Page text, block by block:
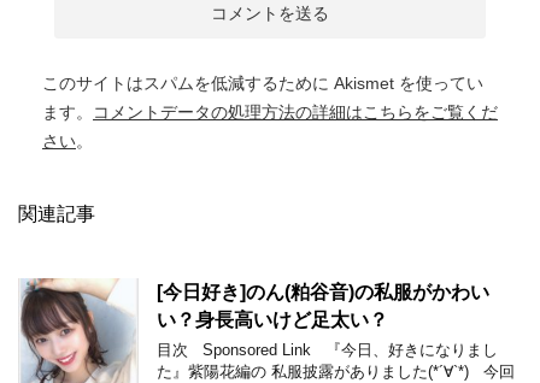
このサイトはスパムを低減するために Akismet を使ってい
ます。
コメントデータの処理方法の詳細はこちらをご覧くだ
さい。
関連記事
[今日好き]のん(粕谷音)の私服がかわい
い？身長高いけど足太い？
目次 Sponsored Link 『今日、好きになりまし
た』紫陽花編の 私服披露がありました(*´∀`*) 今回